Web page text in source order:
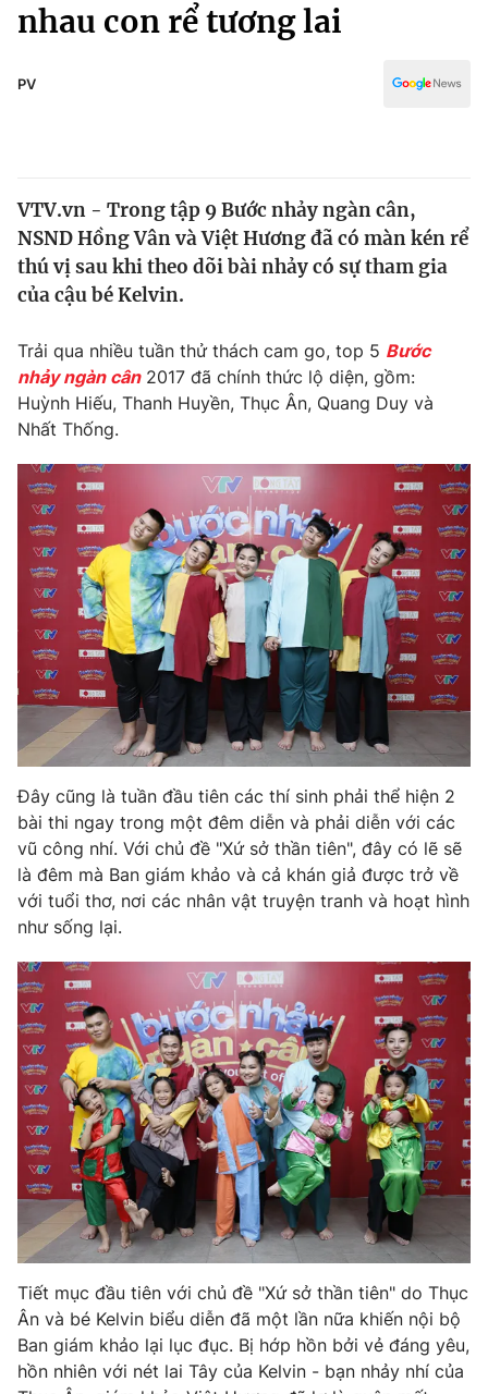
Chính trị
Thế giới
Tin tức
Thế giới đó đây
Câu chuyện quốc tế
Tài chính
Thị trường
Dữ liệu và đời sống
Phim VTV
Hậu trường
Nhân vật
Khán giả
Giải sao mai
Giải trí
Điện ảnh
Âm nhạc
Sao
Đời sống
Du lịch
Làm đẹp
Chất lượng cuộc sống
Giáo dục
Tuyển sinh
Học trực tuyến
Công nghệ
Hitech Công nghệ tương lai
Sản phẩm
Thị trường
Tư vấn
Giao lưu trực tuyến
Lịch phát sóng
Chuyên mục khác
Photo Infographic
Video Shorts video
VTV Money VTV Thể thao
VTV Sức khoẻ Bất động sản
Thị trường 24h Tấm lòng Việt
VTV4 Vươn mình bằng AI
Truyền hình
nhau con rể tương lai
PV
VTV.vn - Trong tập 9 Bước nhảy ngàn cân,
NSND Hồng Vân và Việt Hương đã có màn kén rể
thú vị sau khi theo dõi bài nhảy có sự tham gia
của cậu bé Kelvin.
Trải qua nhiều tuần thử thách cam go, top 5 Bước
nhảy ngàn cân2017 đã chính thức lộ diện, gồm:
Huỳnh Hiếu, Thanh Huyền, Thục Ân, Quang Duy và
Nhất Thống.
Đây cũng là tuần đầu tiên các thí sinh phải thể hiện 2
bài thi ngay trong một đêm diễn và phải diễn với các
vũ công nhí. Với chủ đề "Xứ sở thần tiên", đây có lẽ sẽ
là đêm mà Ban giám khảo và cả khán giả được trở về
với tuổi thơ, nơi các nhân vật truyện tranh và hoạt hình
như sống lại.
Tiết mục đầu tiên với chủ đề "Xứ sở thần tiên" do Thục
Ân và bé Kelvin biểu diễn đã một lần nữa khiến nội bộ
Ban giám khảo lại lục đục. Bị hớp hồn bởi vẻ đáng yêu,
hồn nhiên với nét lai Tây của Kelvin - bạn nhảy nhí của